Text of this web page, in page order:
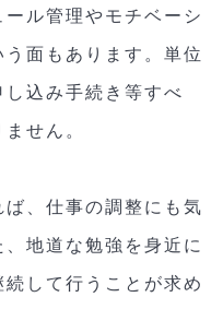
ル管理やモチベーシ
面もあります。単位
込み手続き等すべ
せん。
、仕事の調整にも気
地道な勉強を身近に
して行うことが求め